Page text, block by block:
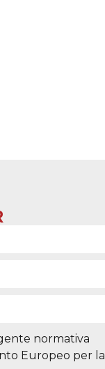
normativa
Europeo per la